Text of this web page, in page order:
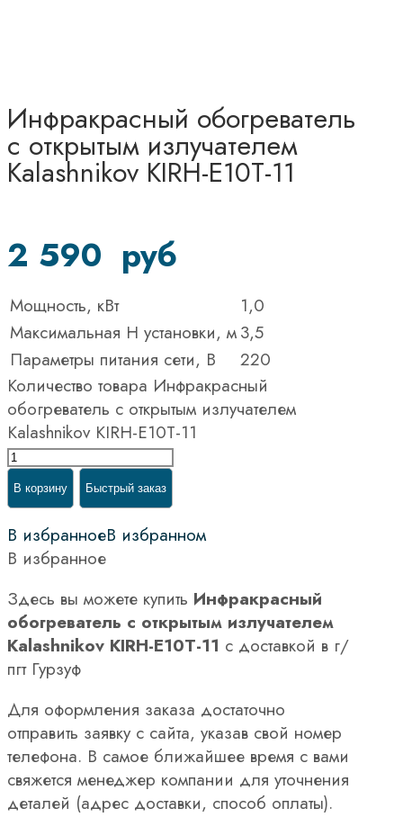
Инфракрасный обогреватель
с открытым излучателем
Kalashnikov KIRH-E10T-11
2 590 руб
Мощность, кВт
1,0
Максимальная H установки, м3,5
Параметры питания сети, В
220
Количество товара Инфракрасный
обогреватель с открытым излучателем
Kalashnikov KIRH-E10T-11
В корзину Быстрый заказ
В избранноеВ избранном
В избранное
Здесь вы можете купить Инфракрасный
обогреватель с открытым излучателем
Kalashnikov KIRH-E10T-11 с доставкой в г/
пгт Гурзуф
Для оформления заказа достаточно
отправить заявку с сайта, указав свой номер
телефона. В самое ближайшее время с вами
свяжется менеджер компании для уточнения
деталей (адрес доставки, способ оплаты).